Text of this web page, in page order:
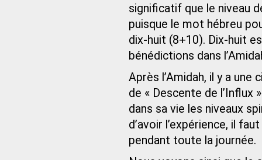
significatif que le niveau
puisque le mot hébreu
dix-huit (8+10). Dix-huit
bénédictions dans
Après l’Amidah, il y a
de « Descente de l’Influx
dans sa vie les niveaux
d’avoir l’expérience, il
pendant toute la journée.